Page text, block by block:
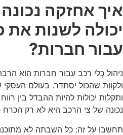
איך אחזקה
יכולה לשנות
עבור חברות?
ניהול כְּלֵי רכב עבור חברות הוא
ולקוות שהכול יסתדר. בעולם
ותקלות יכולות להיות ההבדל בין
נכונה של צי הרכב היא לא רק
תחשבו על זה: כל השבתה לא